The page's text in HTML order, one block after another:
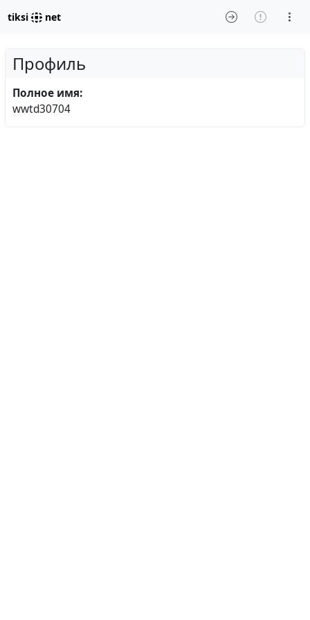
tiksi net
Профиль
Полное имя:
wwtd30704